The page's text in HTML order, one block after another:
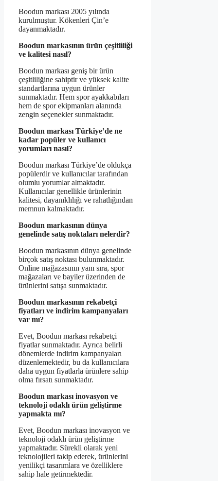
Boodun markası 2005 yılında
kurulmuştur. Kökenleri Çin’e
dayanmaktadır.
Boodun markasının ürün çeşitliliği
ve kalitesi nasıl?
Boodun markası geniş bir ürün
çeşitliliğine sahiptir ve yüksek kalite
standartlarına uygun ürünler
sunmaktadır. Hem spor ayakkabıları
hem de spor ekipmanları alanında
zengin seçenekler sunmaktadır.
Boodun markası Türkiye’de ne
kadar popüler ve kullanıcı
yorumları nasıl?
Boodun markası Türkiye’de oldukça
popülerdir ve kullanıcılar tarafından
olumlu yorumlar almaktadır.
Kullanıcılar genellikle ürünlerinin
kalitesi, dayanıklılığı ve rahatlığından
memnun kalmaktadır.
Boodun markasının dünya
genelinde satış noktaları nelerdir?
Boodun markasının dünya genelinde
birçok satış noktası bulunmaktadır.
Online mağazasının yanı sıra, spor
mağazaları ve bayiler üzerinden de
ürünlerini satışa sunmaktadır.
Boodun markasının rekabetçi
fiyatları ve indirim kampanyaları
var mı?
Evet, Boodun markası rekabetçi
fiyatlar sunmaktadır. Ayrıca belirli
dönemlerde indirim kampanyaları
düzenlemektedir, bu da kullanıcılara
daha uygun fiyatlarla ürünlere sahip
olma fırsatı sunmaktadır.
Boodun markası inovasyon ve
teknoloji odaklı ürün geliştirme
yapmakta mı?
Evet, Boodun markası inovasyon ve
teknoloji odaklı ürün geliştirme
yapmaktadır. Sürekli olarak yeni
teknolojileri takip ederek, ürünlerini
yenilikçi tasarımlara ve özelliklere
sahip hale getirmektedir.